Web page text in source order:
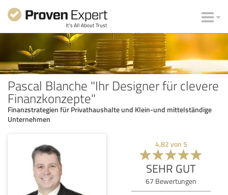
Pascal Blanche "Ihr Designer für clevere
Finanzkonzepte"
Finanzstrategien für Privathaushalte und Klein-und mittelständige
Unternehmen
4,82 von 5
SEHR GUT
67 Bewertungen